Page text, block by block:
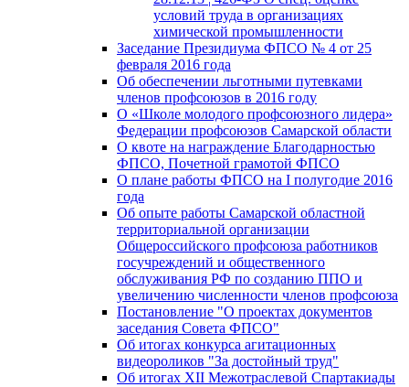
условий труда в организациях
химической промышленности
Заседание Президиума ФПСО № 4 от 25
февраля 2016 года
Об обеспечении льготными путевками
членов профсоюзов в 2016 году
О «Школе молодого профсоюзного лидера»
Федерации профсоюзов Самарской области
О квоте на награждение Благодарностью
ФПСО, Почетной грамотой ФПСО
О плане работы ФПСО на I полугодие 2016
года
Об опыте работы Самарской областной
территориальной организации
Общероссийского профсоюза работников
госучреждений и общественного
обслуживания РФ по созданию ППО и
увеличению численности членов профсоюза
Постановление "О проектах документов
заседания Совета ФПСО"
Об итогах конкурса агитационных
видеороликов "За достойный труд"
Об итогах XII Межотраслевой Спартакиады